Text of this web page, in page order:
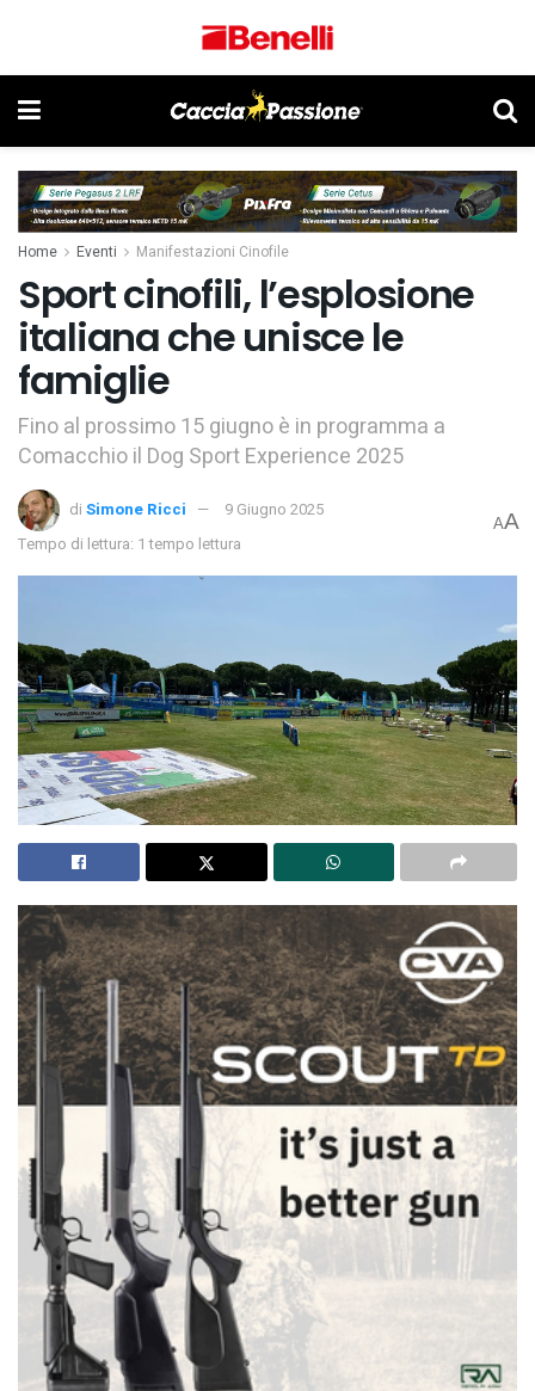
Home Eventi Manifestazioni Cinofile
Sport cinofili, l’esplosione
italiana che unisce le
famiglie
Fino al prossimo 15 giugno è in programma a
Comacchio il Dog Sport Experience 2025
di Simone Ricci
9 Giugno 2025
Tempo di lettura: 1 tempo lettura
AA